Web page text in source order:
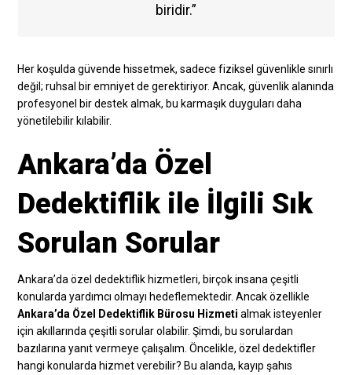
biridir.”
Her koşulda güvende hissetmek, sadece fiziksel güvenlikle sınırlı
değil; ruhsal bir emniyet de gerektiriyor. Ancak, güvenlik alanında
profesyonel bir destek almak, bu karmaşık duyguları daha
yönetilebilir kılabilir.
Ankara’da Özel
Dedektiflik ile İlgili Sık
Sorulan Sorular
Ankara’da özel dedektiflik hizmetleri, birçok insana çeşitli
konularda yardımcı olmayı hedeflemektedir. Ancak özellikle
Ankara’da Özel Dedektiflik Bürosu Hizmeti almak isteyenler
için akıllarında çeşitli sorular olabilir. Şimdi, bu sorulardan
bazılarına yanıt vermeye çalışalım. Öncelikle, özel dedektifler
hangi konularda hizmet verebilir? Bu alanda, kayıp şahıs